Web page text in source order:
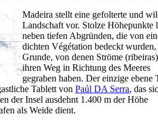
Madeira stellt eine gefolterte und
Landschaft vor. Stolze Höhepunkte
neben tiefen Abgründen, die von
dichten Végétation bedeckt
Grunde, von denen Ströme (ribeiras
ihren Weg in Richtung des Meeres
gegraben haben. Der einzige ebene
Tablett von Paúl DA Serra, das
der Insel ausdehnt 1.400 m der Höhe
als Weide dient.